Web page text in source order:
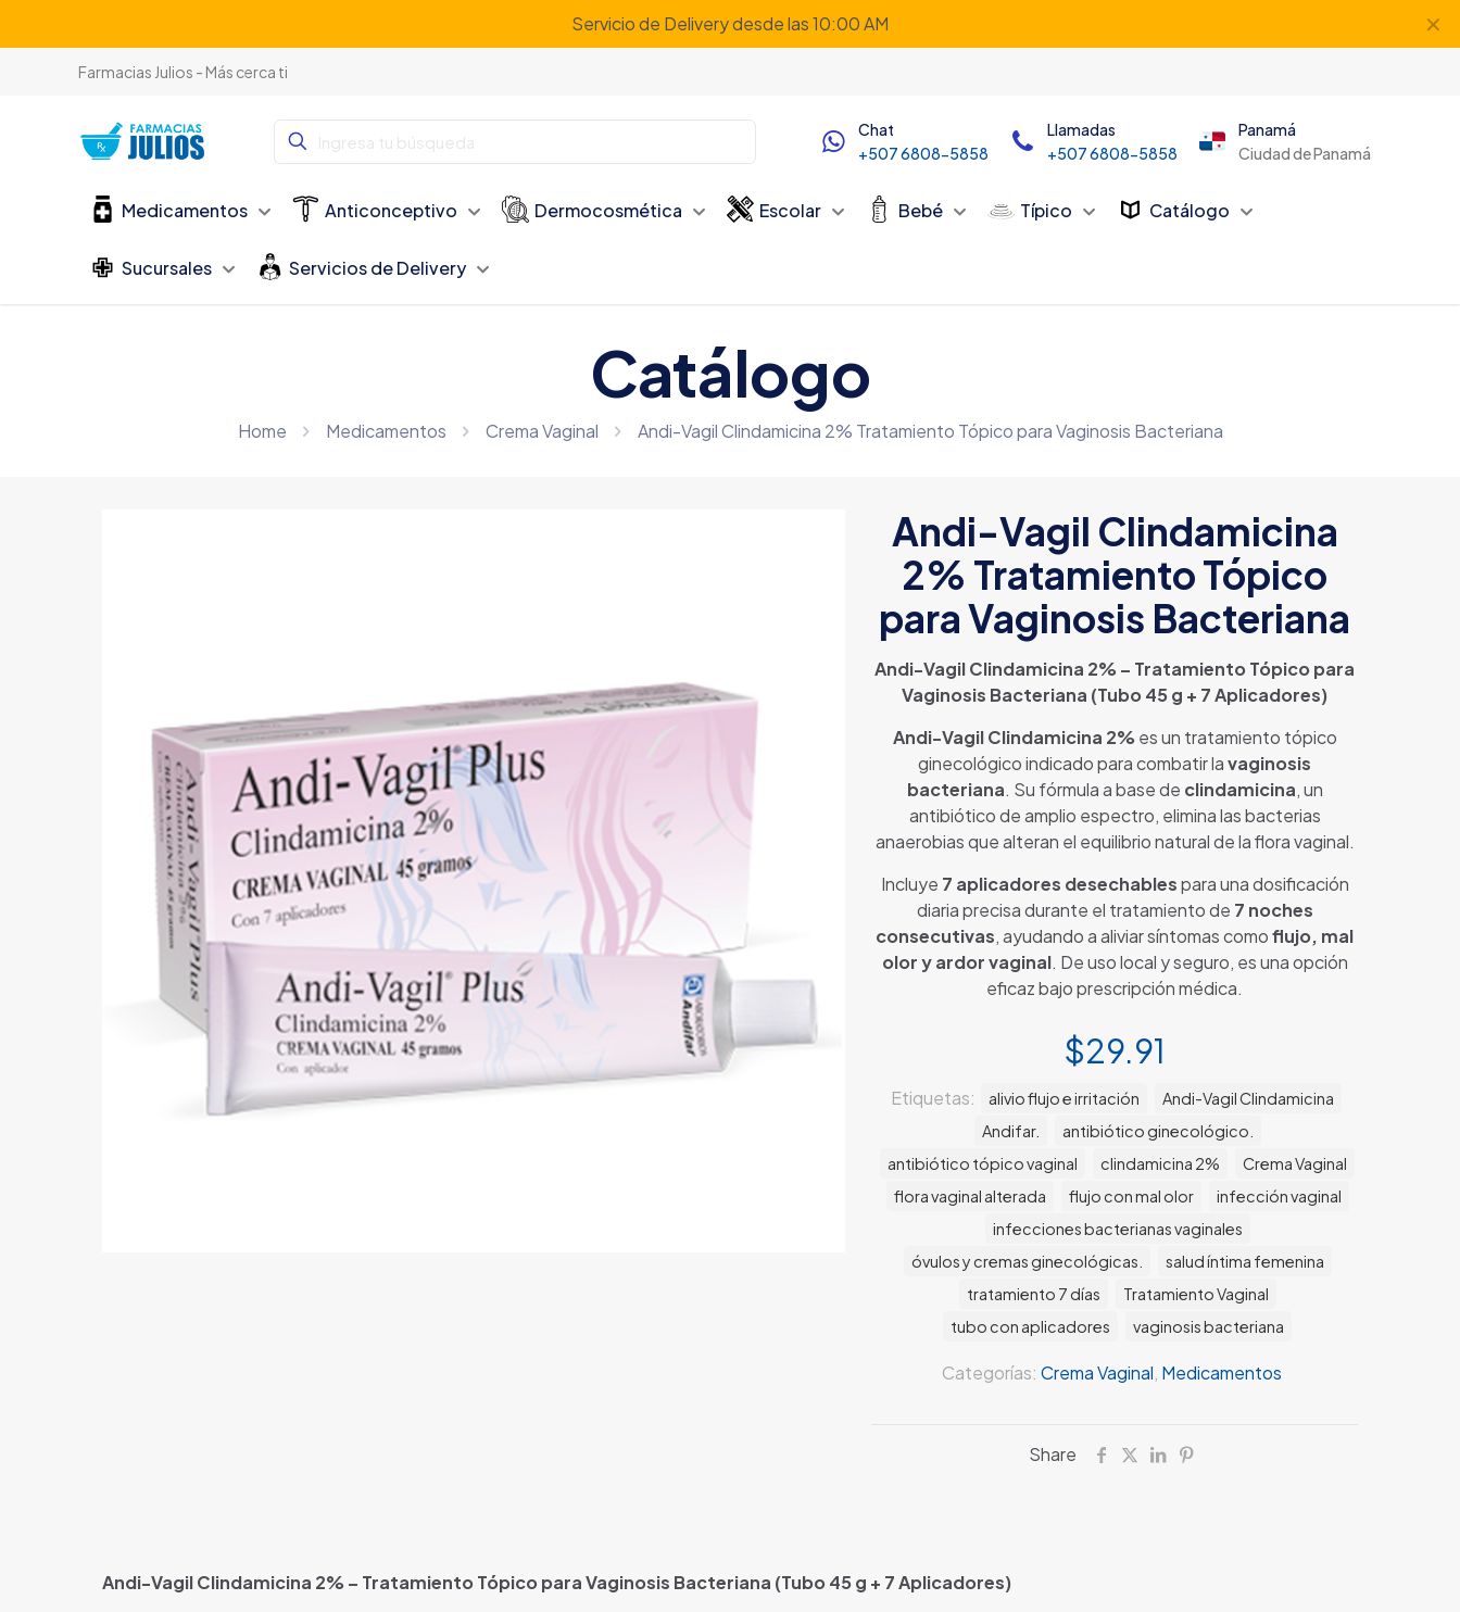
Servicio de Delivery desde las 10:00 AM ✕
Farmacias Julios - Más cerca ti
Chat
+507 6808-5858
Llamadas
+507 6808-5858
Panamá
Ciudad de Panamá
Medicamentos Anticonceptivo Dermocosmética Escolar Bebé Típico Catálogo
Sucursales Servicios de Delivery
Catálogo
Home Medicamentos Crema Vaginal Andi-Vagil Clindamicina 2% Tratamiento Tópico para Vaginosis Bacteriana
Andi-Vagil Clindamicina
2% Tratamiento Tópico
para Vaginosis Bacteriana
Andi-Vagil Clindamicina 2% – Tratamiento Tópico para
Vaginosis Bacteriana (Tubo 45 g + 7 Aplicadores)
Andi-Vagil Clindamicina 2% es un tratamiento tópico
ginecológico indicado para combatir lavaginosis
bacteriana. Su fórmula a base de clindamicina, un
antibiótico de amplio espectro, elimina las bacterias
anaerobias que alteran el equilibrio natural de la flora vaginal.
Incluye 7 aplicadores desechablespara una dosificación
diaria precisa durante el tratamiento de 7 noches
consecutivas, ayudando a aliviar síntomas comoflujo, mal
olor y ardor vaginal. De uso local y seguro, es una opción
eficaz bajo prescripción médica.
$29.91
Categorías: Crema Vaginal Medicamentos
Etiquetas: alivio flujo e irritación
Andi-Vagil Clindamicina
Andifar.
antibiótico ginecológico.
antibiótico tópico vaginal
clindamicina 2%
Crema Vaginal
flora vaginal alterada
flujo con mal olor
infección vaginal
infecciones bacterianas vaginales
óvulos y cremas ginecológicas.
salud íntima femenina
tratamiento 7 días
Tratamiento Vaginal
tubo con aplicadores
vaginosis bacteriana
Share
Andi-Vagil Clindamicina 2% – Tratamiento Tópico para Vaginosis Bacteriana (Tubo 45 g + 7 Aplicadores)